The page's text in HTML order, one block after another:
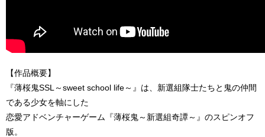
【作品概要】
『薄桜鬼SSL～sweet school life～』は、新選組隊士たちと鬼の仲間
である少女を軸にした
恋愛アドベンチャーゲーム『薄桜鬼～新選組奇譚～』のスピンオフ
版。